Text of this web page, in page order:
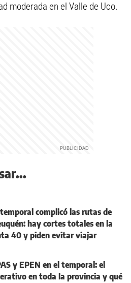
moderada en el Valle de Uco.
complicó las rutas de
hay cortes totales en la
40 y piden evitar viajar
y EPEN en el temporal: el
en toda la provincia y qué